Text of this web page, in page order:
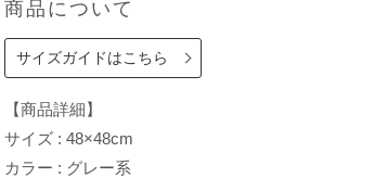
ー／ストール
▲その他
商品について
サイズガイドはこちら
【商品詳細】
サイズ : 48×48cm
カラー : グレー系